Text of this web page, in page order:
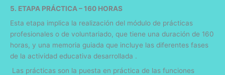
5. ETAPA PRÁCTICA – 160 HORAS
Esta etapa implica la realización del módulo de prácticas
profesionales o de voluntariado, que tiene una duración de 160
horas, y una memoria guiada que incluye las diferentes fases
de la actividad educativa desarrollada .
Las prácticas son la puesta en práctica de las funciones